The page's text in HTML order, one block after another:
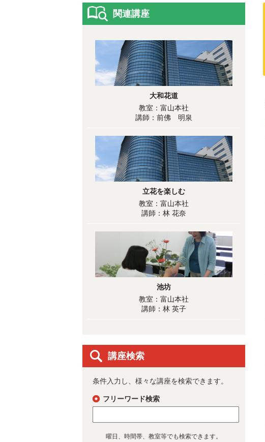
関連講座
大和花道
教室：富山本社
講師：前佛 明泉
立花を楽しむ
教室：富山本社
講師：林 花奈
池坊
教室：富山本社
講師：林 英子
講座検索
条件入力し、様々な講座を検索できます。
フリーワード検索
曜日、時間帯、教室等でも検索できます。